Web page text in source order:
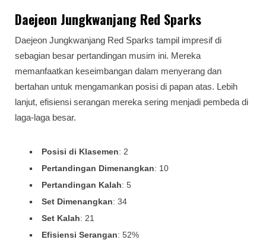
Daejeon Jungkwanjang Red Sparks
Daejeon Jungkwanjang Red Sparks tampil impresif di
sebagian besar pertandingan musim ini. Mereka
memanfaatkan keseimbangan dalam menyerang dan
bertahan untuk mengamankan posisi di papan atas. Lebih
lanjut, efisiensi serangan mereka sering menjadi pembeda di
laga-laga besar.
Posisi di Klasemen: 2
Pertandingan Dimenangkan: 10
Pertandingan Kalah: 5
Set Dimenangkan: 34
Set Kalah: 21
Efisiensi Serangan: 52%